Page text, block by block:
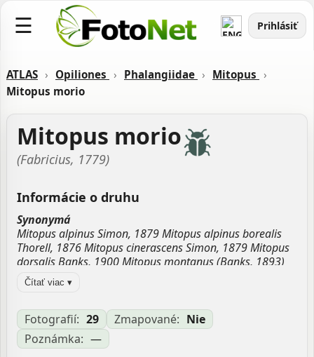
☰ Prihlásiť
ATLAS › Opiliones › Phalangiidae › Mitopus ›
Mitopus morio
Mitopus morio
(Fabricius, 1779)
Informácie o druhu
Synonymá
Mitopus alpinus Simon, 1879 Mitopus alpinus borealis
Thorell, 1876 Mitopus cinerascens Simon, 1879 Mitopus
dorsalis Banks, 1900 Mitopus montanus (Banks, 1893)
Mitopus morio alpinus (Herbst, 1799) Mitopus scaber
Roewer, 1912 Oligolophus alpinus Simon, 1879
kulczynskii Strand, 1900 Oligolophus montanus Banks,
1893 Oligolophus morio Simon, 1879 Oligolophus
palliatus Simon, 1879 Oligolophus vagans Strand, 1900
Čítať viac ▾
Fotografií: 29 Zmapované: Nie
Poznámka: —